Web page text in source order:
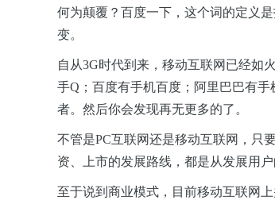
何为颠覆？百度一下，这个词的定义
变。
自从3G时代到来，移动互联网已经如
手Q；百度有手机百度；阿里巴巴有
者。然后你会发现再无更多的了。
不管是PC互联网还是移动互联网，只
资、上市的发展路线，都是从发展用
至于说到商业模式，目前移动互联网